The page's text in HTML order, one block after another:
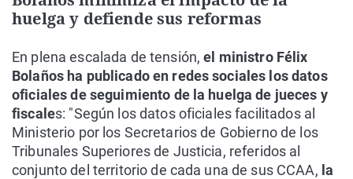
huelga y defiende sus reformas
En plena escalada de tensión,el ministro Félix
Bolaños ha publicado en redes sociales los datos
oficiales de seguimiento de la huelga de jueces y
fiscales: "Según los datos oficiales facilitados al
Ministerio por los Secretarios de Gobierno de los
Tribunales Superiores de Justicia, referidos al
conjunto del territorio de cada una de sus CCAA, la